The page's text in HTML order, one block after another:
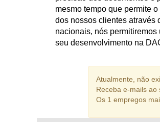
mesmo tempo que permite
dos nossos clientes através
nacionais, nós permitiremos
seu desenvolvimento na
Atualmente, não
Receba e-mails ao
Os 1 empregos